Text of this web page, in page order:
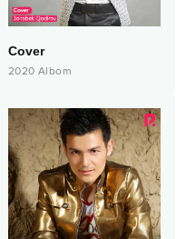
Cover
2020 Albom